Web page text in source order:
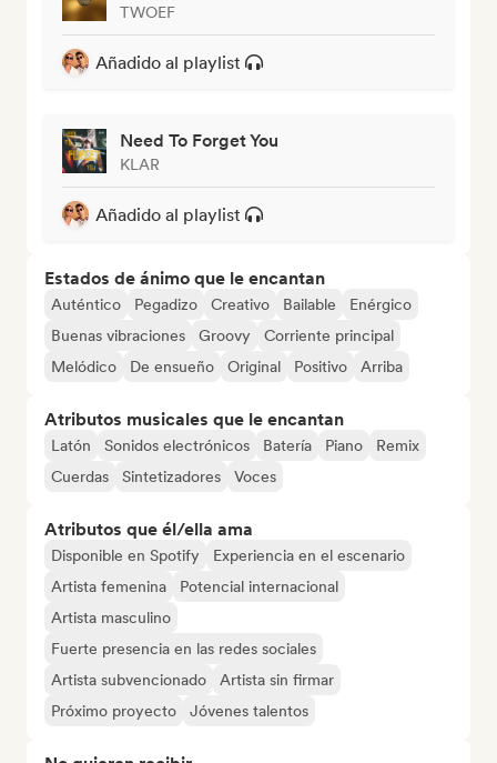
TWOEF
Añadido al playlist
Need To Forget You
KLAR
Añadido al playlist
Estados de ánimo que le encantan
Auténtico Pegadizo Creativo Bailable
Enérgico
Buenas vibraciones
Groovy
Corriente principal
Melódico
De ensueño Original Positivo Arriba
Atributos musicales que le encantan
Latón Sonidos electrónicos Batería Piano
Remix
Cuerdas
Sintetizadores Voces
Atributos que él/ella ama
Disponible en Spotify
Experiencia en el escenario
Artista femenina
Potencial internacional
Artista masculino
Fuerte presencia en las redes sociales
Artista subvencionado
Artista sin firmar
Próximo proyecto
Jóvenes talentos